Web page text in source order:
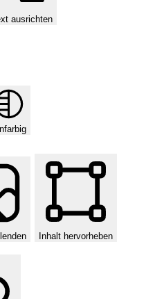
ausrichten
Inhalt hervorheben